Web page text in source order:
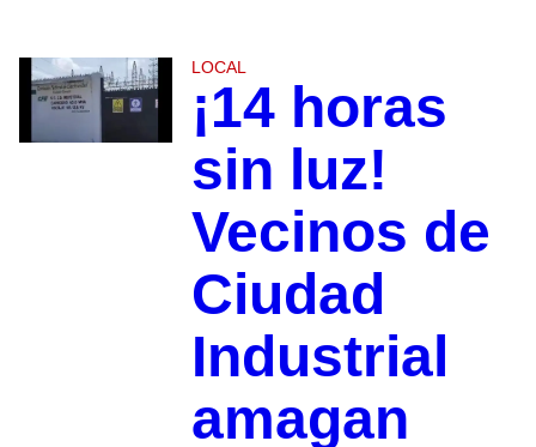
LOCAL
¡14 horas
sin luz!
Vecinos de
Ciudad
Industrial
amagan